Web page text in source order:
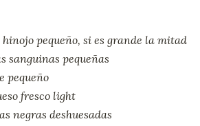
hinojo pequeño, si es grande la mitad
sanguinas pequeñas
pequeño
fresco light
negras deshuesadas